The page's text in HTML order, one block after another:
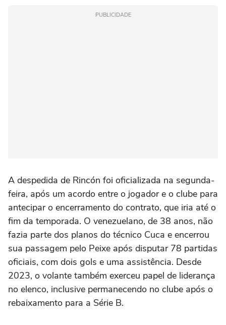
PUBLICIDADE
A despedida de Rincón foi oficializada na segunda-
feira, após um acordo entre o jogador e o clube para
antecipar o encerramento do contrato, que iria até o
fim da temporada. O venezuelano, de 38 anos, não
fazia parte dos planos do técnico Cuca e encerrou
sua passagem pelo Peixe após disputar 78 partidas
oficiais, com dois gols e uma assistência. Desde
2023, o volante também exerceu papel de liderança
no elenco, inclusive permanecendo no clube após o
rebaixamento para a Série B.